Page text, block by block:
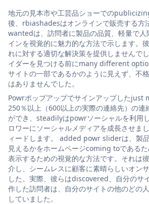
地元の見本市や工芸品ショーでの
後、rbiashadesはオンラインで販売する方
wantedは、訪問者に製品の品質、軽量で人
インを視覚的に魅力的な方法で示します。
れに対する適切な解決策を提供しませんで
イダーを見つける前にmany different
サイトの一部であるかのように見えず、不
はありませんでした。
Powrポップアップでサインアップしたjust
250％以上（600以上の実際の連絡先）の連
ができ、steadilyはpowrソーシャルを利用
ロワーにソーシャルメディアを成長させま
ィードします。 added powr sliderは、製
見えるかをホームページcoming toであるた
表示するための視覚的な方法です。それは
介し、シームレスに顧客に素晴らしいオン
した。実際、彼らはdiscovered、自分のサ
作した訪問者は、自分のサイトの他のどの
していました。